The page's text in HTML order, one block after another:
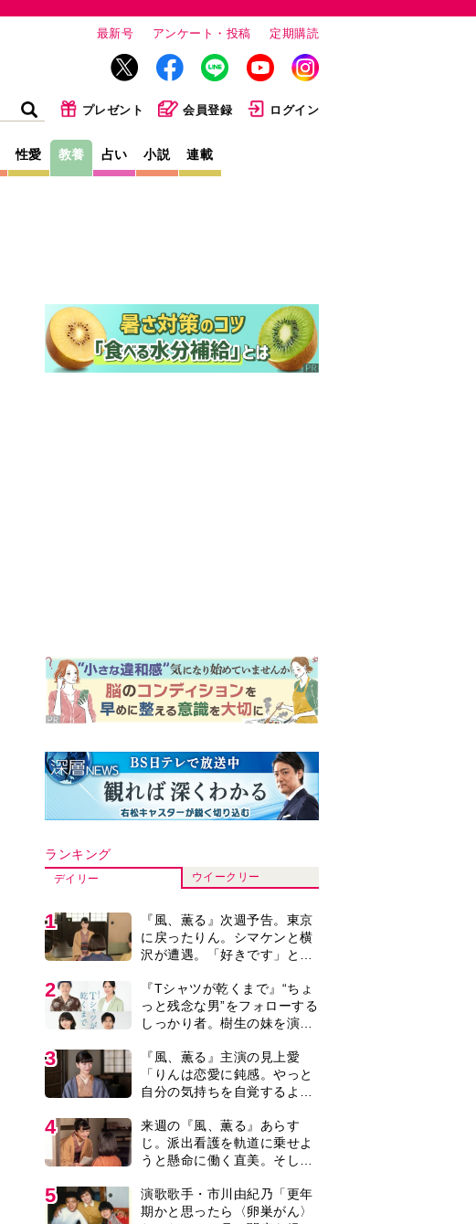
最新号 アンケート・投稿 定期購読
プレゼント 会員登録 ログイン
性愛 教養 占い 小説 連載
2
っと残念な男”をフォローする
しっかり者。樹生の妹を演じ
るのは、齋藤飛鳥さん＜キャ
スト紹介＞
3
『風、薫る』主演の見上愛
自分の気持ちを自覚するよう
に」
4
来週の『風、薫る』あらす
じ。派出看護を軌道に乗せよ
うと懸命に働く直美。そして
5
期かと思ったら〈卵巣がん〉
だった。９ヵ月の闘病を経て
紙を今も支えに」【2026上半
期BEST】
6
『風、薫る』見上愛「りんの
心が病気になっていく演技が
難しくて。看護は想像以上に
7
井上祐貴「選択できるなら大
変なほうを選ぶ。いつかは大
河の主演に」『風、薫る』で
8
井上祐貴『風、薫る』ではク
セ強の記者・横沢役「陽気な
イタリア人のようにと言われ
9
『Tシャツが乾くまで』第5話
あらすじ。充のメモを頼りに
長野を訪ねた咲子。一方の樹
タバレあり＞
10
【もうムリ！ご近所姑】「こ
んなもん捨ててまえ！」おば